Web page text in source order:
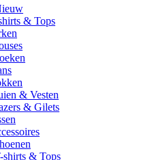
& Tops
& Vesten
& Gilets
shirts & Tops